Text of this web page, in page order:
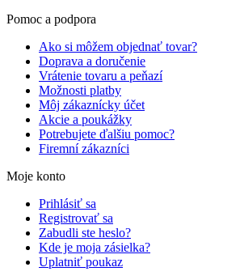
Pomoc a podpora
Ako si môžem objednať tovar?
Doprava a doručenie
Vrátenie tovaru a peňazí
Možnosti platby
Môj zákaznícky účet
Akcie a poukážky
Potrebujete ďalšiu pomoc?
Firemní zákazníci
Moje konto
Prihlásiť sa
Registrovať sa
Zabudli ste heslo?
Kde je moja zásielka?
Uplatniť poukaz